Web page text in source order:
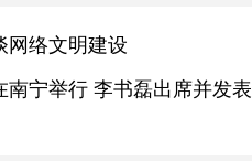
网络文明建设
南宁举行 李书磊出席并发